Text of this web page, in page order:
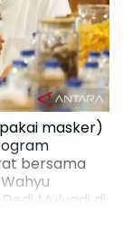
masker)
bersama
Mulyadi di